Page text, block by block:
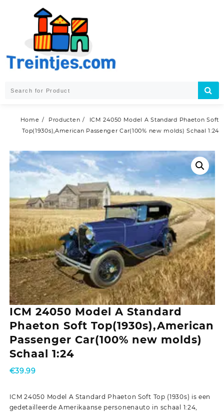
Home Producten
ICM 24050 Model A Standard Phaeton Soft
Top(1930s),American Passenger Car(100% new molds) Schaal 1:24
ICM 24050 Model A Standard
Phaeton Soft Top(1930s),American
Passenger Car(100% new molds)
Schaal 1:24
€39.99
ICM 24050 Model A Standard Phaeton Soft Top (1930s) is een
gedetailleerde Amerikaanse personenauto in schaal 1:24,